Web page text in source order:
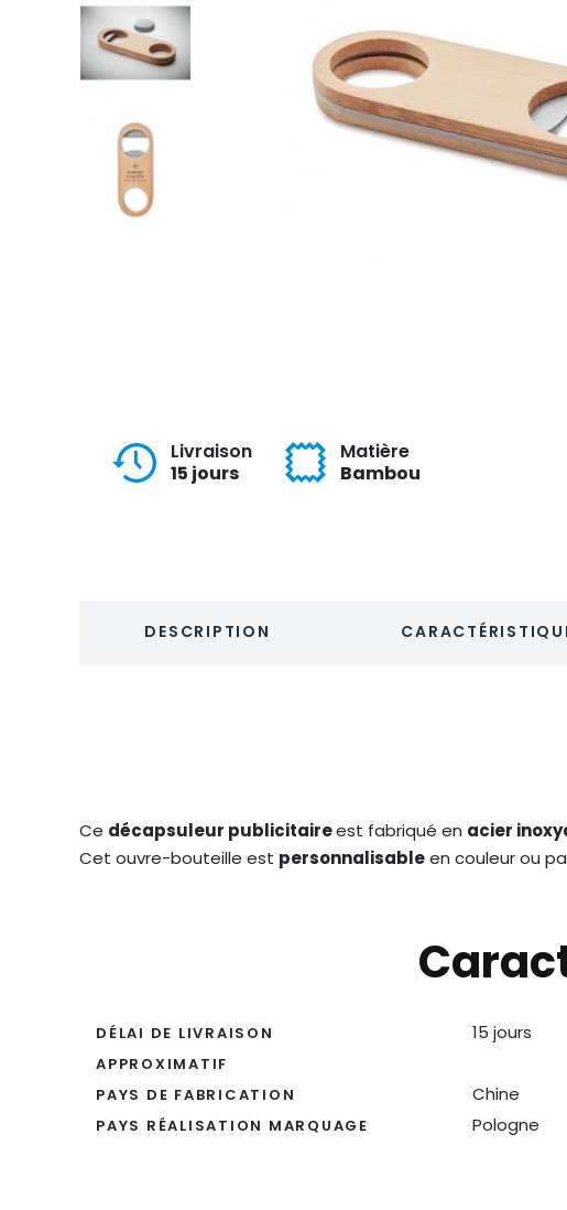
Livraison
15 jours
Matière
Bambou
DESCRIPTION
Ce décapsuleur publicitaireest fabriqué en acier
Cet ouvre-bouteille est personnalisableen couleur ou
DÉLAI DE LIVRAISON
APPROXIMATIF
15 jours
PAYS DE FABRICATION Chine
PAYS RÉALISATION MARQUAGE Pologne